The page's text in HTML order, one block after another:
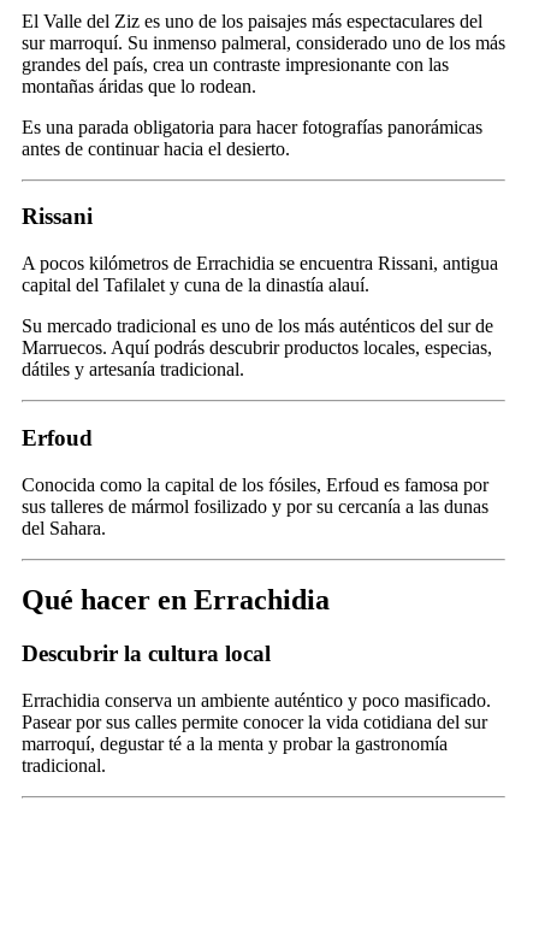
El Valle del Ziz es uno de los paisajes más espectaculares del
sur marroquí. Su inmenso palmeral, considerado uno de los más
grandes del país, crea un contraste impresionante con las
montañas áridas que lo rodean.
Es una parada obligatoria para hacer fotografías panorámicas
antes de continuar hacia el desierto.
Rissani
A pocos kilómetros de Errachidia se encuentra Rissani, antigua
capital del Tafilalet y cuna de la dinastía alauí.
Su mercado tradicional es uno de los más auténticos del sur de
Marruecos. Aquí podrás descubrir productos locales, especias,
dátiles y artesanía tradicional.
Erfoud
Conocida como la capital de los fósiles, Erfoud es famosa por
sus talleres de mármol fosilizado y por su cercanía a las dunas
del Sahara.
Qué hacer en Errachidia
Descubrir la cultura local
Errachidia conserva un ambiente auténtico y poco masificado.
Pasear por sus calles permite conocer la vida cotidiana del sur
marroquí, degustar té a la menta y probar la gastronomía
tradicional.